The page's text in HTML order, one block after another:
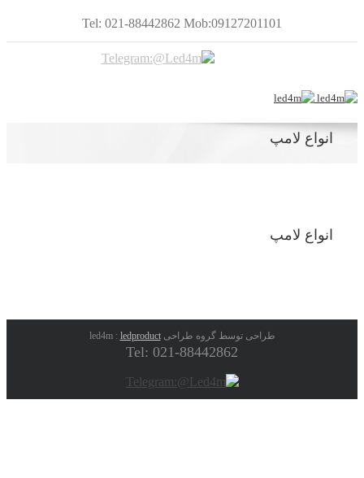
Tel: 021-88442862 Mob:09127201101
انواع لامپ
انواع لامپ
طراحی توسط گروه طراحی led4m :ledproduct
Tel: 021-88442862